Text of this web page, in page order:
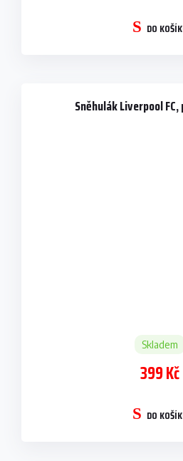
DO
Sněhulák Liverpool
Skladem
399 Kč
DO